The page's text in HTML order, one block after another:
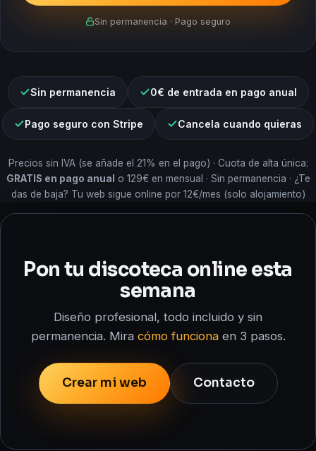
Sin permanencia · Pago seguro
Sin permanencia 0€ de entrada en pago anual
Pago seguro con Stripe Cancela cuando quieras
Precios sin IVA (se añade el 21% en el pago) · Cuota de alta única:
GRATIS en pago anual
o 129€ en mensual · Sin permanencia · ¿Te
das de baja? Tu web sigue online por 12€/mes (solo alojamiento)
Pon tu discoteca online esta
semana
Diseño profesional, todo incluido y sin
permanencia. Mira cómo funcionaen 3 pasos.
Crear mi web Contacto